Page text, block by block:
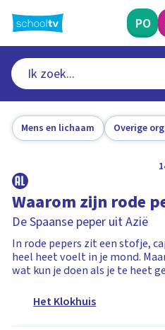
naar
hoofdinhoud
PO
Mens en lichaam Overige
Waarom zijn rode
De Spaanse peper uit Azië
In rode pepers zit een stofje,
heel heet voelt in je mond.
wat kun je doen als je te heet
Het Klokhuis